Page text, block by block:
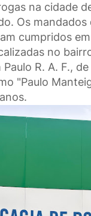
na cidade
Os mandados
cumpridos
no
R. A. F.,
"Paulo